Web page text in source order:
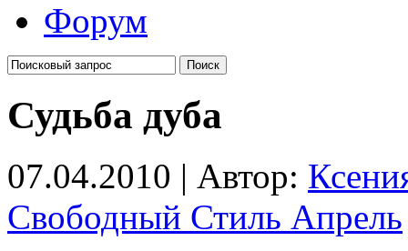
Форум
Судьба дуба
07.04.2010 | Автор:
Свободный Стиль Апрель